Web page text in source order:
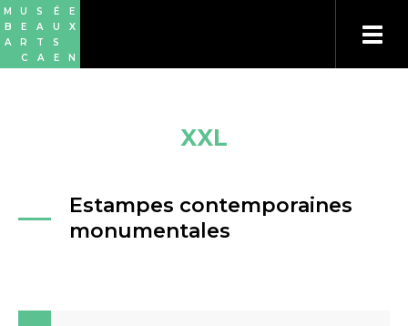
Aller
au
contenu
principal
M U S É
E
B
E A U
X
A
R T
S
C
A E N
XXL
Estampes contemporaines
monumentales
Panneau de gestion des cookies